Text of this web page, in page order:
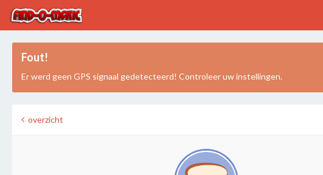
Fout!
Er werd geen GPS signaal gedetecteerd! Controleer uw instellingen.
overzicht